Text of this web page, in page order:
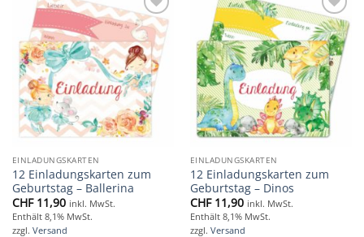
Add to
wishlist
EINLADUNGSKARTEN
12 Einladungskarten zum
Geburtstag – Ballerina
CHF11,90 inkl. MwSt.
Enthält 8,1% MwSt.
zzgl. Versand
Add to
wishlist
EINLADUNGSKARTEN
12 Einladungskarten zum
Geburtstag – Dinos
CHF11,90 inkl. MwSt.
Enthält 8,1% MwSt.
zzgl. Versand